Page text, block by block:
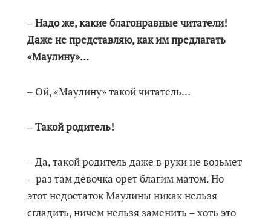
‒ Надо же, какие благонравные читатели!
Даже не представляю, как им предлагать
«Маулину»…
‒ Ой, «Маулину» такой читатель…
‒ Такой родитель!
‒ Да, такой родитель даже в руки не возьмет
– раз там девочка орет благим матом. Но
этот недостаток Маулины никак нельзя
сгладить, ничем нельзя заменить – хоть это